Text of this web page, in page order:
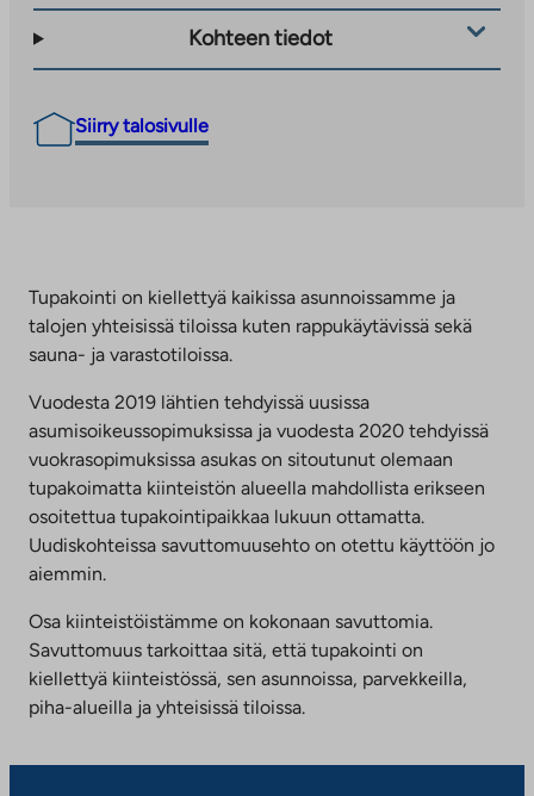
Kohteen tiedot
Siirry talosivulle
Tupakointi on kiellettyä kaikissa asunnoissamme ja
talojen yhteisissä tiloissa kuten rappukäytävissä sekä
sauna- ja varastotiloissa.
Vuodesta 2019 lähtien tehdyissä uusissa
asumisoikeussopimuksissa ja vuodesta 2020 tehdyissä
vuokrasopimuksissa asukas on sitoutunut olemaan
tupakoimatta kiinteistön alueella mahdollista erikseen
osoitettua tupakointipaikkaa lukuun ottamatta.
Uudiskohteissa savuttomuusehto on otettu käyttöön jo
aiemmin.
Osa kiinteistöistämme on kokonaan savuttomia.
Savuttomuus tarkoittaa sitä, että tupakointi on
kiellettyä kiinteistössä, sen asunnoissa, parvekkeilla,
piha-alueilla ja yhteisissä tiloissa.